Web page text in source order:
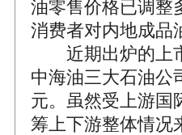
油零售价格已调整
消费者对内地成品
近期出炉的上市
中海油三大石油公
元。虽然受上游国
筹上下游整体情况